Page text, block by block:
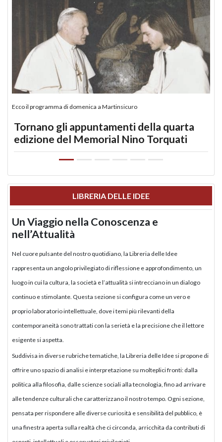
Ecco il programma di domenica a Martinsicuro
Tornano gli appuntamenti della quarta
edizione del Memorial Nino Torquati
LIBRERIA DELLE IDEE
Un Viaggio nella Conoscenza e
nell’Attualità
Nel cuore pulsante del nostro quotidiano, la Libreria delle Idee
rappresenta un angolo privilegiato di riflessione e approfondimento, un
luogo in cui la cultura, la società e l’attualità si intrecciano in un dialogo
continuo e stimolante. Questa sezione si configura come un vero e
proprio laboratorio intellettuale, dove i temi più rilevanti della
contemporaneità sono trattati con la serietà e la precisione che il lettore
esigente si aspetta.
Suddivisa in diverse rubriche tematiche, la Libreria delle Idee si propone di
offrire uno spazio di analisi e interpretazione su molteplici fronti: dalla
politica alla filosofia, dalle scienze sociali alla tecnologia, fino ad arrivare
alle tendenze culturali che caratterizzano il nostro tempo. Ogni sezione,
pensata per rispondere alle diverse curiosità e sensibilità del pubblico, è
una finestra aperta sulla realtà che ci circonda, arricchita da contributi di